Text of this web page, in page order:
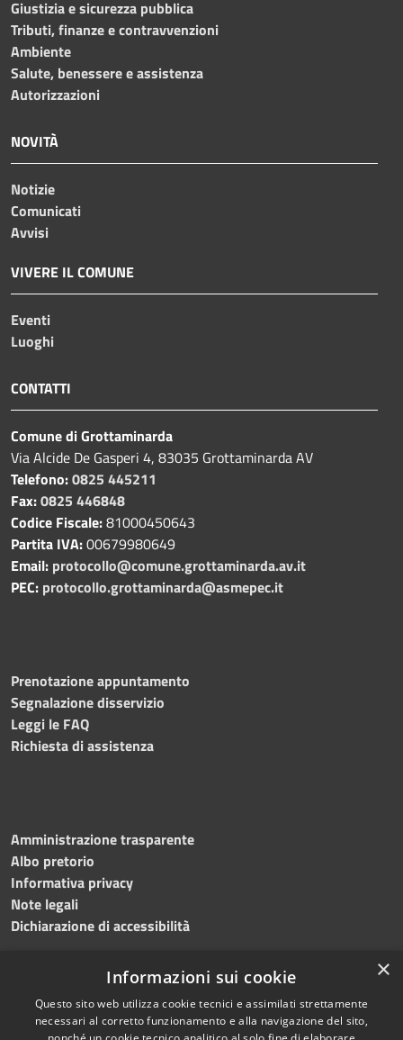
Giustizia e sicurezza pubblica
Tributi, finanze e contravvenzioni
Ambiente
Salute, benessere e assistenza
Autorizzazioni
NOVITÀ
Notizie
Comunicati
Avvisi
VIVERE IL COMUNE
Eventi
Luoghi
CONTATTI
Comune di Grottaminarda
Via Alcide De Gasperi 4, 83035 Grottaminarda AV
Telefono:0825 445211
Fax:0825 446848
Codice Fiscale:81000450643
Partita IVA:00679980649
Email: protocollo@comune.grottaminarda.av.it
PEC: protocollo.grottaminarda@asmepec.it
Prenotazione appuntamento
Segnalazione disservizio
Leggi le FAQ
Richiesta di assistenza
Amministrazione trasparente
Albo pretorio
Informativa privacy
Note legali
Dichiarazione di accessibilità
RSS
Accessibilità
Copyright © 2024 •
Comune diGrottaminarda
×
Informazioni sui cookie
Questo sito web utilizza cookie tecnici e assimilati strettamente
necessari al corretto funzionamento e alla navigazione del sito,